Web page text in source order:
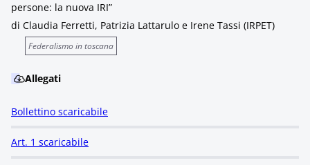
persone: la nuova IRI”
di Claudia Ferretti, Patrizia Lattarulo e Irene Tassi (IRPET)
Federalismo in toscana
Allegati
Bollettino scaricabile
Art. 1 scaricabile